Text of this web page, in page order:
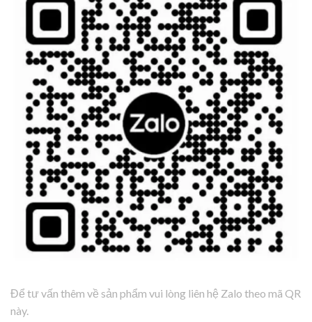
Để tư vấn thêm về sản phẩm vui lòng liên hệ Zalo theo mã QR
này.